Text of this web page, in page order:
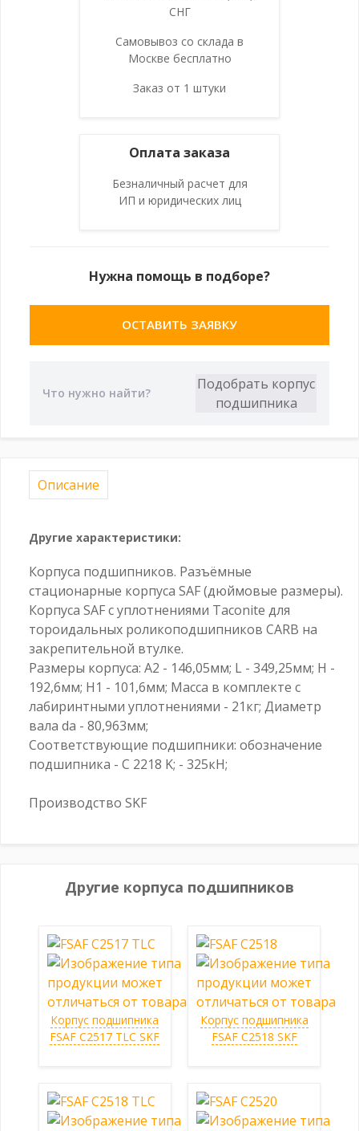
СНГ
Самовывоз со склада в
Москве бесплатно
Заказ от 1 штуки
Оплата заказа
Безналичный расчет для
ИП и юридических лиц
Нужна помощь в подборе?
ОСТАВИТЬ ЗАЯВКУ
Описание
Другие характеристики:
Корпуса подшипников. Разъёмные
стационарные корпуса SAF (дюймовые размеры).
Корпуса SAF с уплотнениями Taconite для
тороидальных роликоподшипников CARB на
закрепительной втулке.
Размеры корпуса: A2 - 146,05мм; L - 349,25мм; H -
192,6мм; H1 - 101,6мм; Масса в комплекте с
лабиринтными уплотнениями - 21кг; Диаметр
вала da - 80,963мм;
Соответствующие подшипники: обозначение
подшипника - C 2218 K; - 325кН;
Производство SKF
Другие корпуса подшипников
Корпус подшипника
FSAF C2517 TLC SKF
Корпус подшипника
FSAF C2518 SKF